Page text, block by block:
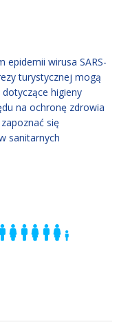
epidemii wirusa SARS-
turystycznej mogą
higieny
na ochronę zdrowia
się
sanitarnych